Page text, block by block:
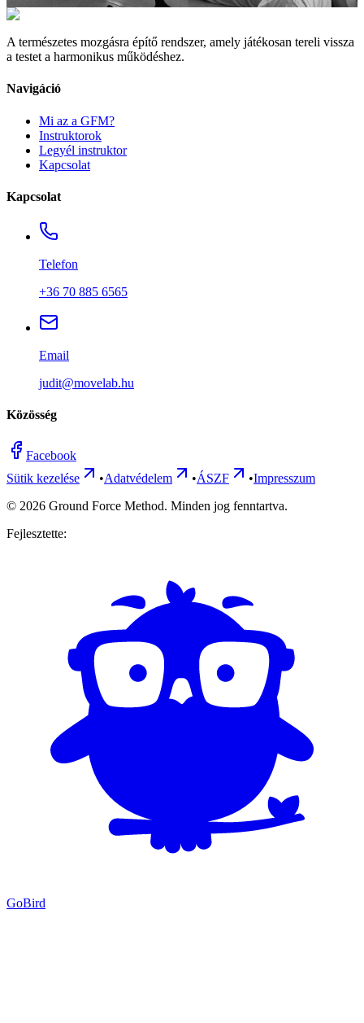
A természetes mozgásra építő rendszer, amely játékosan tereli vissza
a testet a harmonikus működéshez.
Navigáció
Mi az a GFM?
Instruktorok
Legyél instruktor
Kapcsolat
Kapcsolat
Telefon
+36 70 885 6565
Email
judit@movelab.hu
Közösség
Facebook
Sütik kezelése
•Adatvédelem •ÁSZF •Impresszum
© 2026 Ground Force Method. Minden jog fenntartva.
Fejlesztette:
GoBird